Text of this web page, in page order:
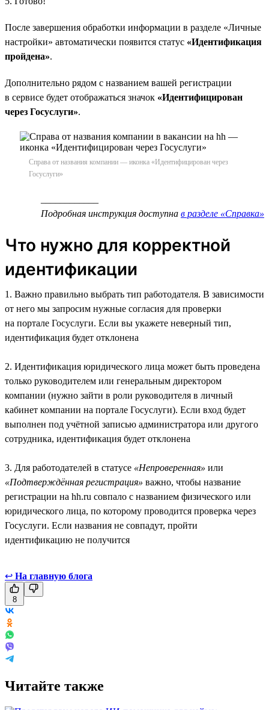
После завершения обработки информации в разделе «Личные
настройки» автоматически появится статус «Идентификация
пройдена».
Дополнительно рядом с названием вашей регистрации
в сервисе будет отображаться значок «Идентифицирован
через Госуслуги».
Справа от названия компании — иконка «Идентифицирован через
Госуслуги»
Подробная инструкция доступна в разделе «Справка»
Что нужно для корректной
идентификации
1. Важно правильно выбрать тип работодателя. В зависимости
от него мы запросим нужные согласия для проверки
на портале Госуслуги. Если вы укажете неверный тип,
идентификация будет отклонена
2. Идентификация юридического лица может быть проведена
только руководителем или генеральным директором
компании (нужно зайти в роли руководителя в личный
кабинет компании на портале Госуслуги). Если вход будет
выполнен под учётной записью администратора или другого
сотрудника, идентификация будет отклонена
3. Для работодателей в статусе «Непроверенная» или
«Подтверждённая регистрация» важно, чтобы название
регистрации на hh.ru совпало с названием физического или
юридического лица, по которому проводится проверка через
Госуслуги. Если названия не совпадут, пройти
идентификацию не получится
↩ На главную блога
8
Читайте также